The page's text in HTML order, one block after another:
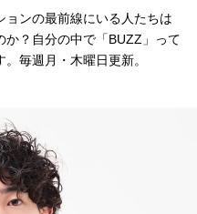
ョンの最前線にいる人たちは
か？自分の中で「BUZZ」って
毎週月・木曜日更新。